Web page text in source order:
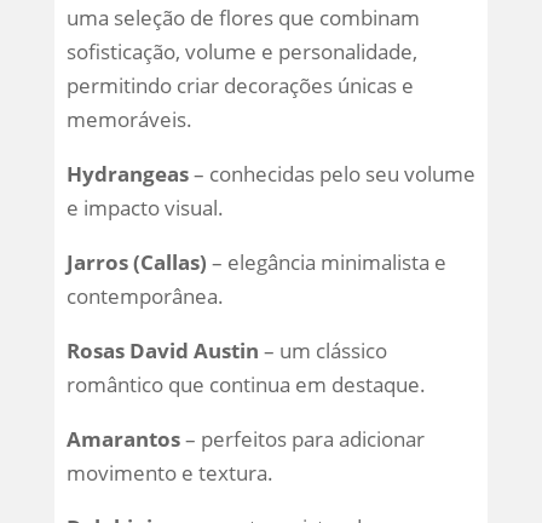
uma seleção de flores que combinam
sofisticação, volume e personalidade,
permitindo criar decorações únicas e
memoráveis.
Hydrangeas– conhecidas pelo seu volume
e impacto visual.
Jarros (Callas) – elegância minimalista e
contemporânea.
Rosas David Austin – um clássico
romântico que continua em destaque.
Amarantos– perfeitos para adicionar
movimento e textura.